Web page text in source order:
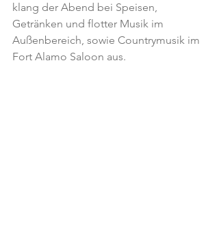
klang der Abend bei Speisen,
Getränken und flotter Musik im
Außenbereich, sowie Countrymusik im
Fort Alamo Saloon aus.